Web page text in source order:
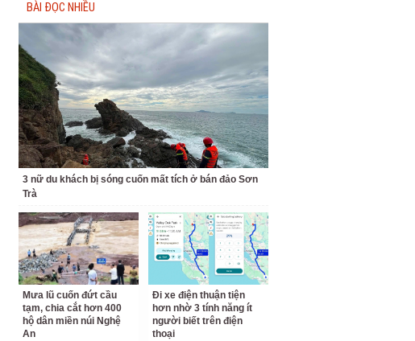
BÀI ĐỌC NHIỀU
3 nữ du khách bị sóng cuốn mất tích ở bán đảo Sơn
Trà
Mưa lũ cuốn đứt cầu
tạm, chia cắt hơn 400
hộ dân miền núi Nghệ
An
Đi xe điện thuận tiện
hơn nhờ 3 tính năng ít
người biết trên điện
thoại